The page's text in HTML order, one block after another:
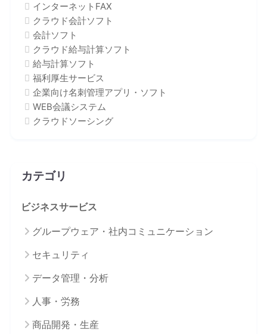
インターネットFAX
クラウド会計ソフト
会計ソフト
クラウド給与計算ソフト
給与計算ソフト
福利厚生サービス
企業向け名刺管理アプリ・ソフト
WEB会議システム
クラウドソーシング
カテゴリ
ビジネスサービス
グループウェア・社内コミュニケーション
セキュリティ
データ管理・分析
人事・労務
商品開発・生産